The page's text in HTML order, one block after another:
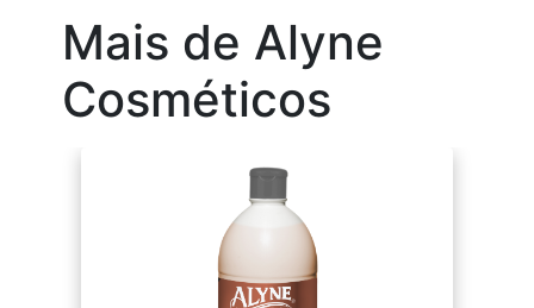
Mais de Alyne
Cosméticos